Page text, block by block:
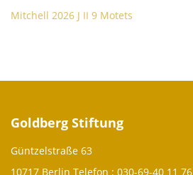
Mitchell 2026 J II 9 Motets
Goldberg Stiftung
Güntzelstraße 63
10717 Berlin Telefon : 030-69-40 11 76